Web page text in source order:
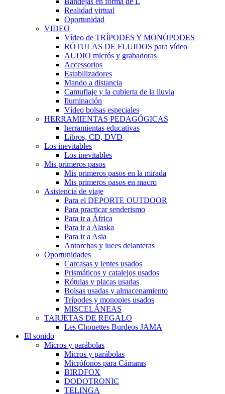
Realidad virtual
Oportunidad
VIDEO
Vídeo de TRÍPODES Y MONÓPODES
RÓTULAS DE FLUIDOS para vídeo
AUDIO micrós y grabadoras
Accessorios
Estabilizadores
Mando a distancia
Camuflaje y la cubierta de la lluvia
Iluminación
Vídeo bolsas especiales
HERRAMIENTAS PEDAGÓGICAS
herramientas educativas
Libros, CD, DVD
Los inevitables
Los inevitables
Mis primeros pasos
Mis primeros pasos en la mirada
Mis primeros pasos en macro
Asistencia de viaje
Para el DEPORTE OUTDOOR
Para practicar senderismo
Para ir a África
Para ir a Alaska
Para ir a Asia
Antorchas y luces delanteras
Oportunidades
Carcasas y lentes usados
Prismáticos y catalejos usados
Rótulas y placas usadas
Bolsas usadas y almacenamiento
Trípodes y monopies usados
MISCELÁNEAS
TARJETAS DE REGALO
Les Chouettes Burdeos JAMA
El sonido
Micros y parábolas
Micros y parábolas
Micrófonos para Cámaras
BIRDFOX
DODOTRONIC
TELINGA